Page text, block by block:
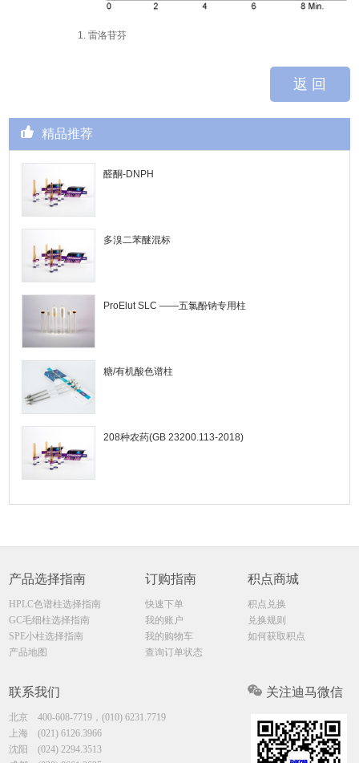
1. 雷洛苷芬
返 回
精品推荐
醛酮-DNPH
多溴二苯醚混标
ProElut SLC ——五氯酚钠专用柱
糖/有机酸色谱柱
208种农药(GB 23200.113-2018)
产品选择指南
HPLC色谱柱选择指南
GC毛细柱选择指南
SPE小柱选择指南
产品地图
订购指南
快速下单
我的账户
我的购物车
查询订单状态
积点商城
积点兑换
兑换规则
如何获取积点
联系我们
北京400-608-7719，(010) 6231.7719
上海(021) 6126.3966
沈阳(024) 2294.3513
关注迪马微信